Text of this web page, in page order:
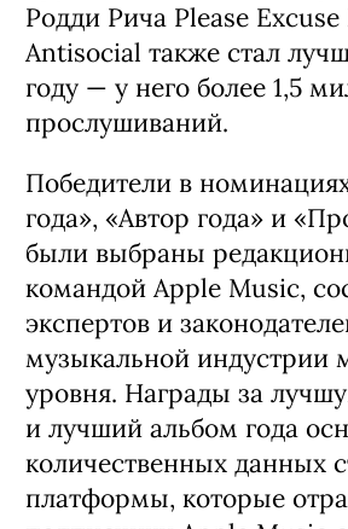
Родди Рича Please
Antisocial также стал
году — у него более 1,5
прослушиваний.
Победители в
года», «Автор года» и
были выбраны
командой Apple Music,
экспертов и
музыкальной индустрии
уровня. Награды за
и лучший альбом года
количественных данных
платформы, которые